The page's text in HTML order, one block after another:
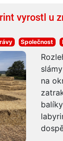
vyrostl u
Společnost
na